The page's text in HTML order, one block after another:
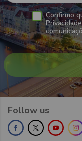
Confirmo
Follow us